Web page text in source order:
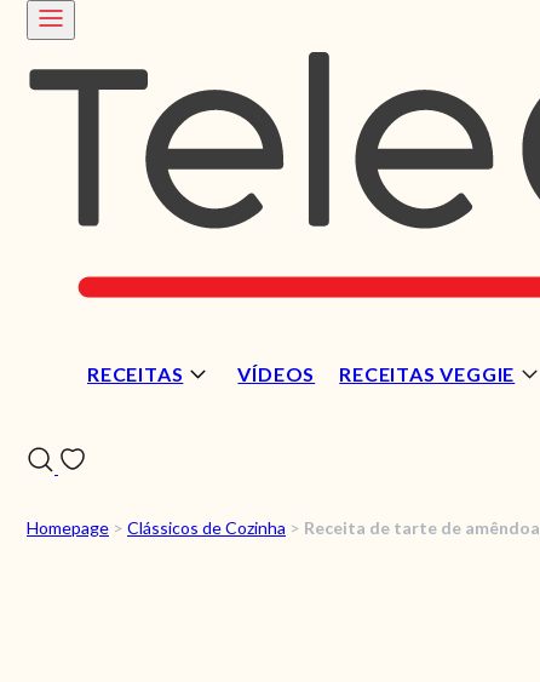
RECEITAS VÍDEOS RECEITAS VEGGIE
Homepage > Clássicos de Cozinha > Receita de tarte de amêndoa